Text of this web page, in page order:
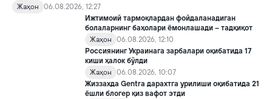
хорижликлар учун эса Хитойга кириш тартиби бўйича янги
қоидалар кучга киради.
Жаҳон
06.08.2026, 12:27
Ижтимоий тармоқлардан фойдаланадиган
болаларнинг баҳолари ёмонлашади – тадқиқот
Жаҳон
06.08.2026, 12:10
Россиянинг Украинага зарбалари оқибатида 17
киши ҳалок бўлди
Жаҳон
06.08.2026, 10:07
Жиззахда Gentra дарахтга урилиши оқибатида 21
ёшли блогер қиз вафот этди